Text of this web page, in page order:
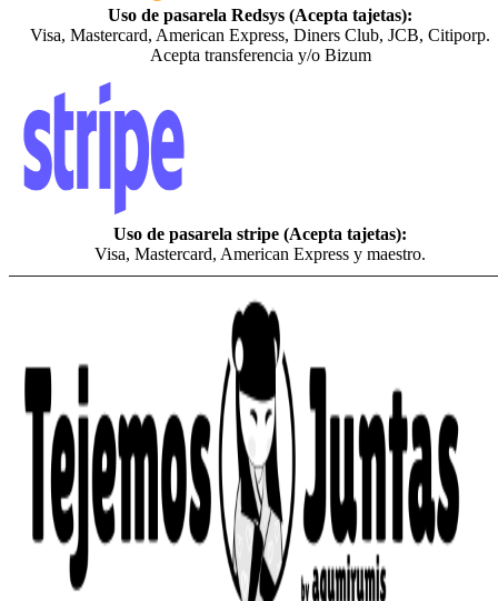
Uso de pasarela Redsys (Acepta tajetas):
Visa, Mastercard, American Express, Diners Club, JCB, Citiporp.
Acepta transferencia y/o Bizum
Uso de pasarela stripe (Acepta tajetas):
Visa, Mastercard, American Express y maestro.